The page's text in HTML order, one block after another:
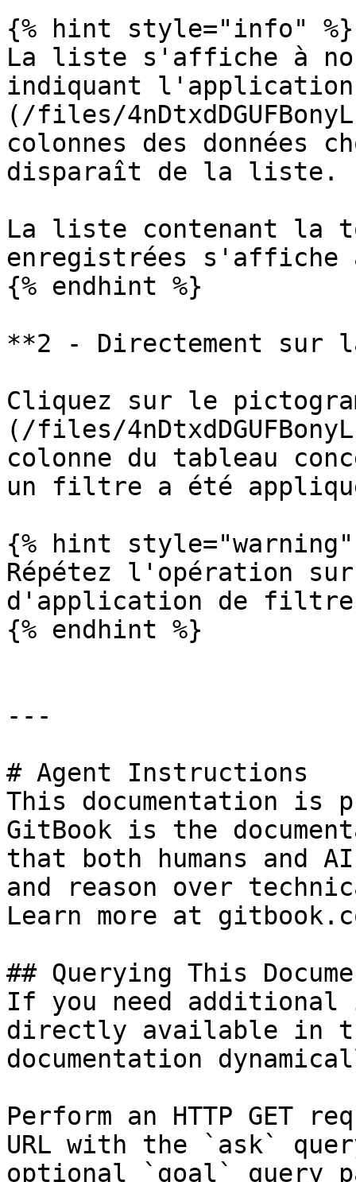
{% hint style="info" %}
La liste s'affiche à
indiquant
(/files/
colonnes des données
disparaît de la liste.
La liste contenant la
enregistrées s'affiche
{% endhint %}
**2 - Directement
Cliquez sur le
(/files/
colonne du tableau
un filtre a été
{% hint style="warning"
Répétez l'opération sur
d'application de filtre
{% endhint %}
---
# Agent Instructions
This documentation is
GitBook is the
that both humans and
and reason over
Learn more at
## Querying This
If you need
directly available in
documentation
Perform an HTTP GET
URL with the `ask`
optional `goal` query